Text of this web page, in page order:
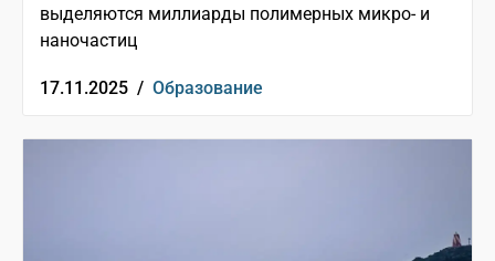
выделяются миллиарды полимерных микро- и
наночастиц
17.11.2025 / Образование